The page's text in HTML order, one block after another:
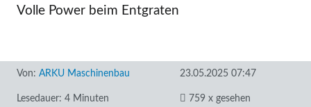
Volle Power beim Entgraten
Von: ARKU Maschinenbau 23.05.2025 07:47
Lesedauer: 4 Minuten 759 x gesehen